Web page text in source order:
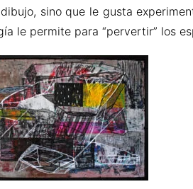
sino que le gusta
le permite para “pervertir” los